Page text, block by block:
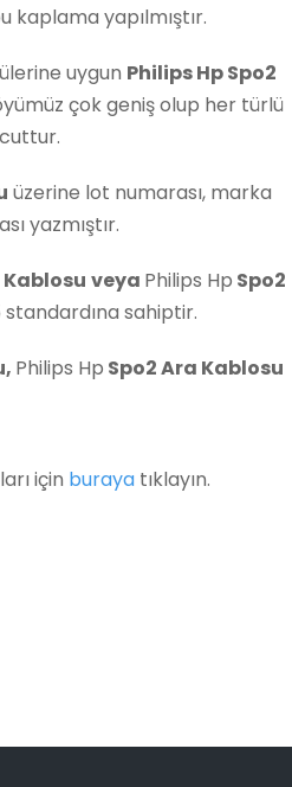
kaplama yapılmıştır.
uygun Philips Hp Spo2
çok geniş olup her türlü
üzerine lot numarası, marka
yazmıştır.
veya Philips Hp Spo2
standardına sahiptir.
, Philips Hp Spo2 Ara Kablosu
için buraya tıklayın.